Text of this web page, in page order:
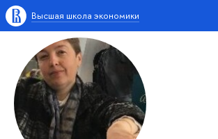
Высшая школа экономики